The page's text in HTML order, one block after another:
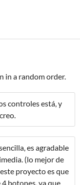
in a random order.
controles está, y
es agradable
(lo mejor de
proyecto es que
botones, ya que